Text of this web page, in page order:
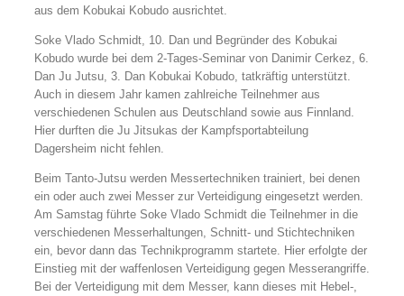
aus dem Kobukai Kobudo ausrichtet.
Soke Vlado Schmidt, 10. Dan und Begründer des Kobukai
Kobudo wurde bei dem 2-Tages-Seminar von Danimir Cerkez, 6.
Dan Ju Jutsu, 3. Dan Kobukai Kobudo, tatkräftig unterstützt.
Auch in diesem Jahr kamen zahlreiche Teilnehmer aus
verschiedenen Schulen aus Deutschland sowie aus Finnland.
Hier durften die Ju Jitsukas der Kampfsportabteilung
Dagersheim nicht fehlen.
Beim Tanto-Jutsu werden Messertechniken trainiert, bei denen
ein oder auch zwei Messer zur Verteidigung eingesetzt werden.
Am Samstag führte Soke Vlado Schmidt die Teilnehmer in die
verschiedenen Messerhaltungen, Schnitt- und Stichtechniken
ein, bevor dann das Technikprogramm startete. Hier erfolgte der
Einstieg mit der waffenlosen Verteidigung gegen Messerangriffe.
Bei der Verteidigung mit dem Messer, kann dieses mit Hebel-,